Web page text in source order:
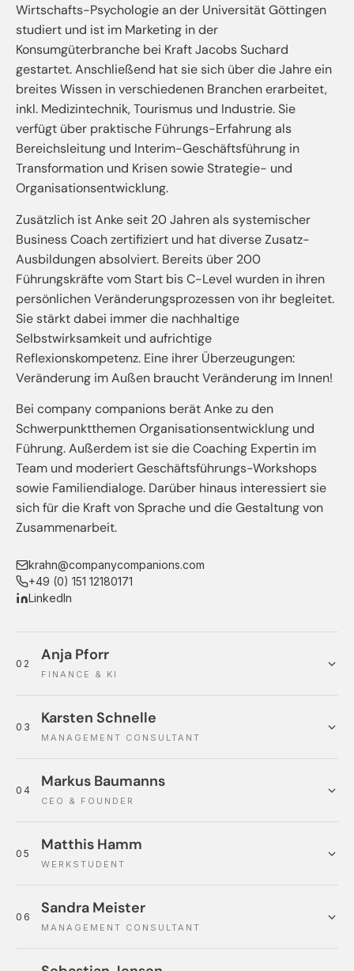
Wirtschafts-Psychologie an der Universität Göttingen
studiert und ist im Marketing in der
Konsumgüterbranche bei Kraft Jacobs Suchard
gestartet. Anschließend hat sie sich über die Jahre ein
breites Wissen in verschiedenen Branchen erarbeitet,
inkl. Medizintechnik, Tourismus und Industrie. Sie
verfügt über praktische Führungs-Erfahrung als
Bereichsleitung und Interim-Geschäftsführung in
Transformation und Krisen sowie Strategie- und
Organisationsentwicklung.
Zusätzlich ist Anke seit 20 Jahren als systemischer
Business Coach zertifiziert und hat diverse Zusatz-
Ausbildungen absolviert. Bereits über 200
Führungskräfte vom Start bis C-Level wurden in ihren
persönlichen Veränderungsprozessen von ihr begleitet.
Sie stärkt dabei immer die nachhaltige
Selbstwirksamkeit und aufrichtige
Reflexionskompetenz. Eine ihrer Überzeugungen:
Veränderung im Außen braucht Veränderung im Innen!
Bei company companions berät Anke zu den
Schwerpunktthemen Organisationsentwicklung und
Führung. Außerdem ist sie die Coaching Expertin im
Team und moderiert Geschäftsführungs-Workshops
sowie Familiendialoge. Darüber hinaus interessiert sie
sich für die Kraft von Sprache und die Gestaltung von
Zusammenarbeit.
krahn@companycompanions.com
+49 (0) 151 12180171
LinkedIn
02 Anja Pforr
FINANCE & KI
03 Karsten Schnelle
MANAGEMENT CONSULTANT
04 Markus Baumanns
CEO & FOUNDER
05 Matthis Hamm
WERKSTUDENT
06 Sandra Meister
MANAGEMENT CONSULTANT